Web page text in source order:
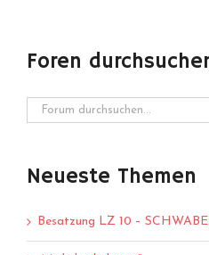
Foren
Neueste Themen
Besatzung LZ 10 –